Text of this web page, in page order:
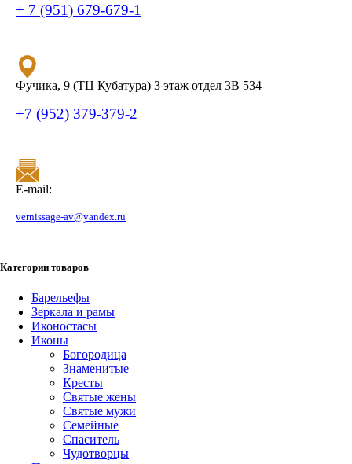
+ 7 (951) 679-679-1
Фучика, 9 (ТЦ Кубатура) 3 этаж отдел 3В 534
+7 (952) 379-379-2
E-mail:
vernissage-av@yandex.ru
Категории товаров
Барельефы
Зеркала и рамы
Иконостасы
Иконы
Богородица
Знаменитые
Кресты
Святые жены
Святые мужи
Семейные
Спаситель
Чудотворцы